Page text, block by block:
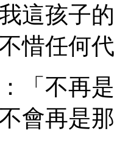
這孩子
惜任何
「不再
會再是